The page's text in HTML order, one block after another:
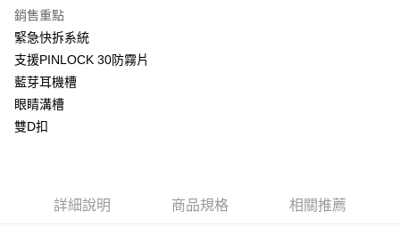
台新國際商業銀行
台灣樂天信用卡公司
Google Pay
全盈+PAY
大哥付你分期
相關說明
【大哥付你分期使用說明】
3.實際核准額度、可分期數及費用金額請依後續交易確認頁面所載為準。
AFTEE先享後付
便利好安心！
銷售重點
緊急快拆系統
支援PINLOCK 30防霧片
藍芽耳機槽
眼睛溝槽
雙D扣
詳細說明 商品規格 相關推薦